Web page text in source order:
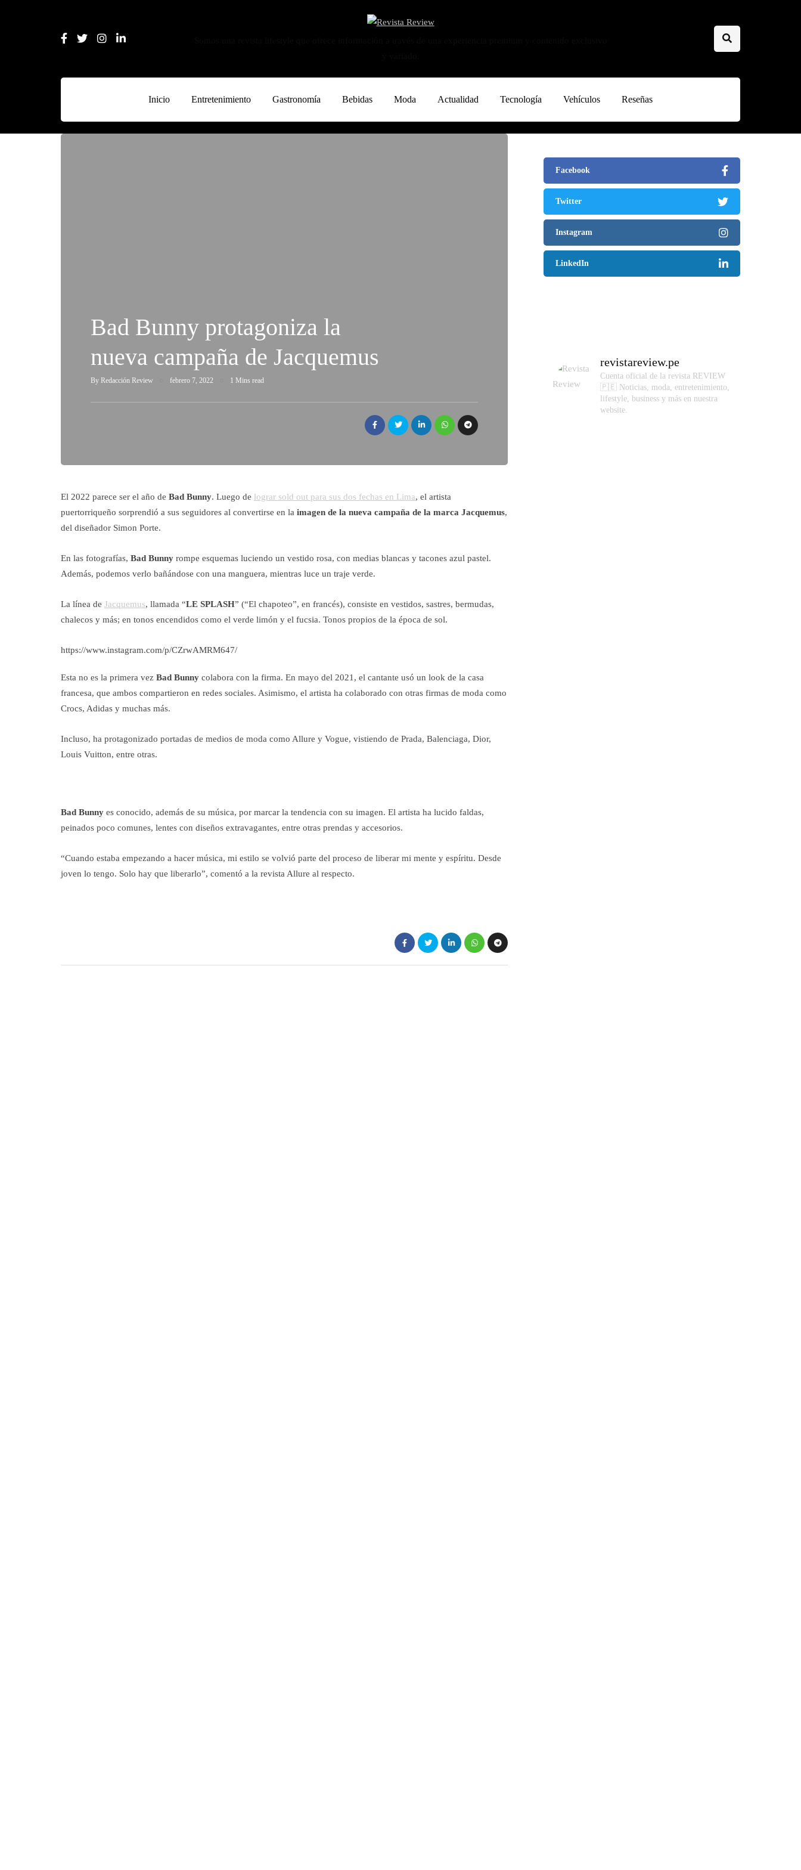
Inicio Entretenimiento Gastronomía Bebidas Moda Actualidad Tecnología Vehículos Reseñas
Bad Bunny protagoniza la
nueva campaña de Jacquemus
By Redacción Review febrero 7, 2022 1 Mins read
El 2022 parece ser el año de Bad Bunny. Luego de lograr sold out para sus dos fechas en Lima, el artista
puertorriqueño sorprendió a sus seguidores al convertirse en la imagen de la nueva campaña de la marca Jacquemus,
del diseñador Simon Porte.
En las fotografías, Bad Bunny rompe esquemas luciendo un vestido rosa, con medias blancas y tacones azul pastel.
Además, podemos verlo bañándose con una manguera, mientras luce un traje verde.
La línea de Jacquemus, llamada “LE SPLASH” (“El chapoteo”, en francés), consiste en vestidos, sastres, bermudas,
chalecos y más; en tonos encendidos como el verde limón y el fucsia. Tonos propios de la época de sol.
https://www.instagram.com/p/CZrwAMRM647/
Esta no es la primera vez Bad Bunny colabora con la firma. En mayo del 2021, el cantante usó un look de la casa
francesa, que ambos compartieron en redes sociales. Asimismo, el artista ha colaborado con otras firmas de moda como
Crocs, Adidas y muchas más.
Incluso, ha protagonizado portadas de medios de moda como Allure y Vogue, vistiendo de Prada, Balenciaga, Dior,
Louis Vuitton, entre otras.
Bad Bunny es conocido, además de su música, por marcar la tendencia con su imagen. El artista ha lucido faldas,
peinados poco comunes, lentes con diseños extravagantes, entre otras prendas y accesorios.
“Cuando estaba empezando a hacer música, mi estilo se volvió parte del proceso de liberar mi mente y espíritu. Desde
joven lo tengo. Solo hay que liberarlo”, comentó a la revista Allure al respecto.
Facebook
Twitter
Instagram
LinkedIn
revistareview.pe
Cuenta oficial de la revista REVIEW
🇵🇪 Noticias, moda, entretenimiento,
lifestyle, business y más en nuestra
website.